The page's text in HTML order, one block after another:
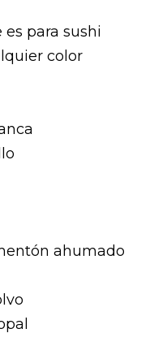
es para sushi
color
ahumado